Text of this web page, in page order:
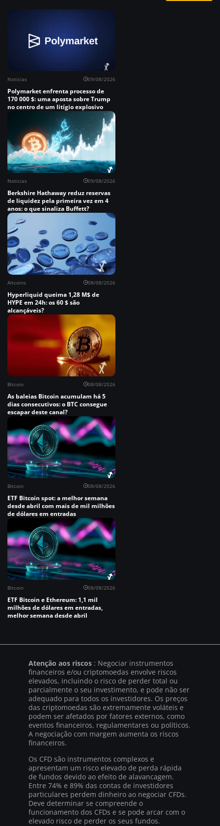
Noticias 09/08/2026
Polymarket enfrenta processo de
170 000 $: uma aposta sobre Trump
no centro de um litígio explosivo
Noticias 09/08/2026
Berkshire Hathaway reduz reservas
de liquidez pela primeira vez em 4
anos: o que sinaliza Buffett?
Altcoins 08/08/2026
Hyperliquid queima 1,28 M$ de
HYPE em 24h: os 60 $ são
alcançáveis?
Bitcoin 08/08/2026
As baleias Bitcoin acumulam há 5
dias consecutivos: o BTC consegue
escapar deste canal?
Bitcoin 08/08/2026
ETF Bitcoin spot: a melhor semana
desde abril com mais de mil milhões
de dólares em entradas
Bitcoin 08/08/2026
ETF Bitcoin e Ethereum: 1,1 mil
milhões de dólares em entradas,
melhor semana desde abril
Atenção aos riscos : Negociar instrumentos
financeiros e/ou criptomoedas envolve riscos
elevados, incluindo o risco de perder total ou
parcialmente o seu investimento, e pode não ser
adequado para todos os investidores. Os preços
das criptomoedas são extremamente voláteis e
podem ser afetados por fatores externos, como
eventos financeiros, regulamentares ou políticos.
A negociação com margem aumenta os riscos
financeiros.
Os CFD são instrumentos complexos e
apresentam um risco elevado de perda rápida
de fundos devido ao efeito de alavancagem.
Entre 74% e 89% das contas de investidores
particulares perdem dinheiro ao negociar CFDs.
Deve determinar se compreende o
funcionamento dos CFDs e se pode arcar com o
elevado risco de perder os seus fundos.